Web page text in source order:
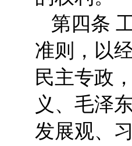
第四条
准则，以
民主专政
义、毛泽
发展观、